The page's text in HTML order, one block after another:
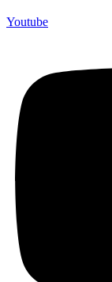
Youtube